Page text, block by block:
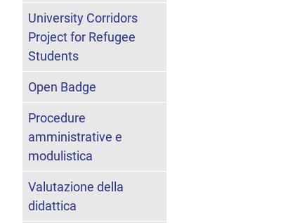
University Corridors
Project for Refugee
Students
Open Badge
Procedure
amministrative e
modulistica
Valutazione della
didattica